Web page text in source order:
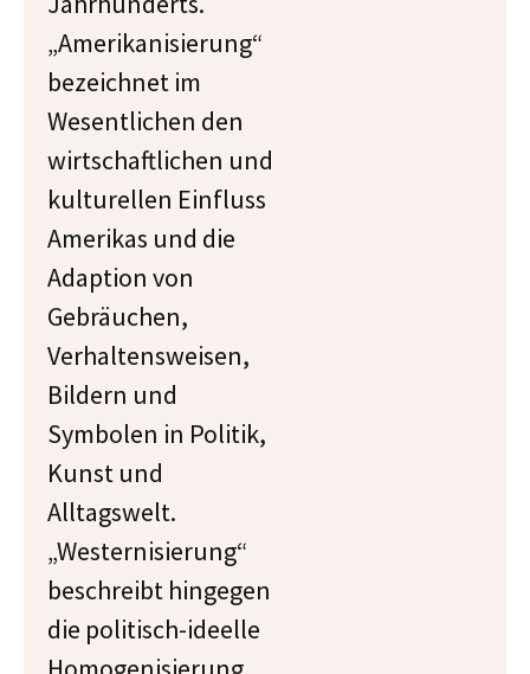
„Amerikanisierung“
bezeichnet im
Wesentlichen den
wirtschaftlichen und
kulturellen Einfluss
Amerikas und die
Adaption von
Gebräuchen,
Verhaltensweisen,
Bildern und
Symbolen in Politik,
Kunst und
Alltagswelt.
„Westernisierung“
beschreibt hingegen
die politisch-ideelle